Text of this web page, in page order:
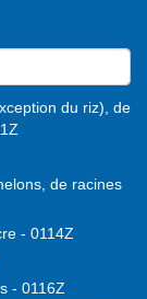
du riz), de
de racines
- 0114Z
- 0116Z